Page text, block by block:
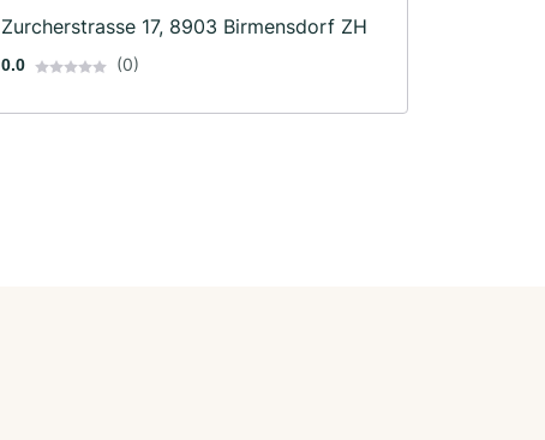
Zurcherstrasse 17, 8903 Birmensdorf ZH
0.0 (0)